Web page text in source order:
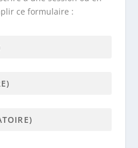
ce formulaire :